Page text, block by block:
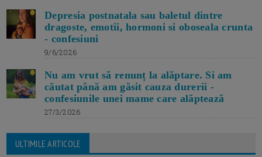
Depresia postnatala sau baletul dintre
dragoste, emotii, hormoni si oboseala crunta
- confesiuni
9/6/2026
Nu am vrut să renunț la alăptare. Si am
căutat până am găsit cauza durerii -
confesiunile unei mame care alăptează
27/3/2026
ULTIMILE ARTICOLE